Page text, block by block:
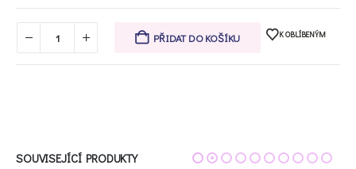
PŘIDAT DO KOŠÍKU K OBLÍBENÝM
SOUVISEJÍCÍ PRODUKTY